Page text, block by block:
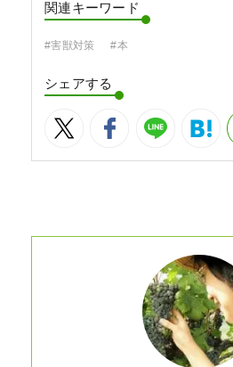
関連キーワード
#害獣対策 #本
シェアする